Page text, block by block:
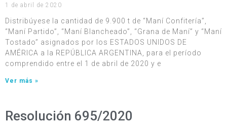
1 de abril de 2020
Distribúyese la cantidad de 9.900 t de “Maní Confitería”,
“Maní Partido”, “Maní Blancheado”, “Grana de Maní” y “Maní
Tostado” asignados por los ESTADOS UNIDOS DE
AMÉRICA a la REPÚBLICA ARGENTINA, para el período
comprendido entre el 1 de abril de 2020 y e
Ver más »
Resolución 695/2020